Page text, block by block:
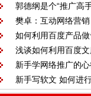
郭德纲是个“推广高
樊卓：互动网络营销
如何利用百度产品做
浅谈如何利用百度文
推广网站
新手学网络推广的心
新手写软文 如何进